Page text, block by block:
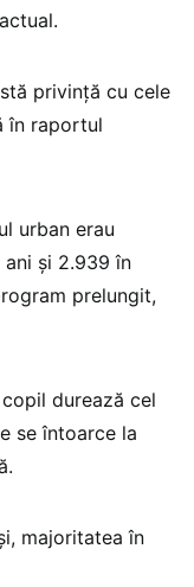
privință cu cele
în raportul
urban erau
și 2.939 în
prelungit,
durează cel
se întoarce la
majoritatea în